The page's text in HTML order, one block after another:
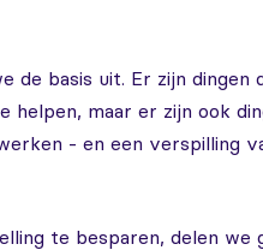
de basis uit. Er zijn dingen
helpen, maar er zijn ook
- en een verspilling
te besparen, delen we